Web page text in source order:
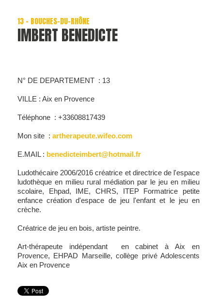
13 - BOUCHES-DU-RHÔNE
IMBERT BENEDICTE
N° DE DEPARTEMENT : 13
VILLE : Aix en Provence
Téléphone : +33608817439
Mon site : artherapeute.wifeo.com
E.MAIL : benedicteimbert@hotmail.fr
Ludothécaire 2006/2016 créatrice et directrice de l'espace
ludothèque en milieu rural médiation par le jeu en milieu
scolaire, Ehpad, IME, CHRS, ITEP Formatrice petite
enfance création d'espace de jeu l'enfant et le jeu en
crèche.
Créatrice de jeu en bois, artiste peintre.
Art-thérapeute indépendant en cabinet à Aix en
Provence, EHPAD Marseille, collège privé Adolescents
Aix en Provence